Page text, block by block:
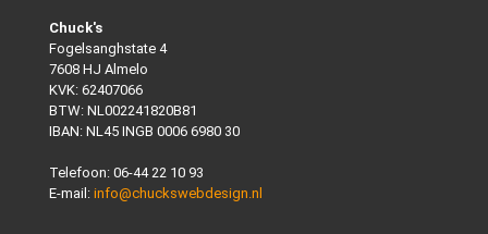
Chuck's
Fogelsanghstate 4
7608 HJ Almelo
KVK: 62407066
BTW: NL002241820B81
IBAN: NL45 INGB 0006 6980 30
Telefoon: 06-44 22 10 93
E-mail: info@chuckswebdesign.nl